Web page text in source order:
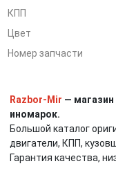
КПП
Цвет
Номер запчасти
Razbor-Mir —
иномарок.
Большой каталог
двигатели, КПП,
Гарантия качества,